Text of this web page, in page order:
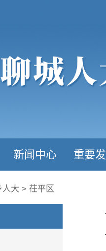
新闻中心 重要
人大 > 茌平区